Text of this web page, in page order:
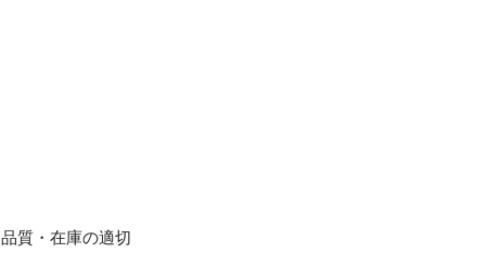
質・在庫の適切